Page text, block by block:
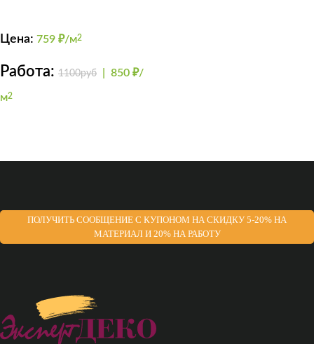
Цена: 759 ₽/м2
Работа: 1100руб 850 ₽/
м2
ПОЛУЧИТЬ СООБЩЕНИЕ С КУПОНОМ НА СКИДКУ 5-20% НА
МАТЕРИАЛ И 20% НА РАБОТУ